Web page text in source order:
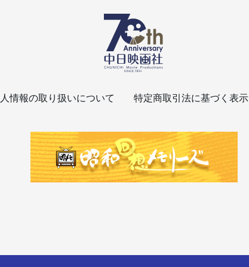
情報の取り扱いについて 特定商取引法に基づく表示